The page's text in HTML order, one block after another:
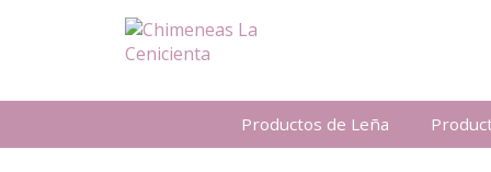
Productos de Leña